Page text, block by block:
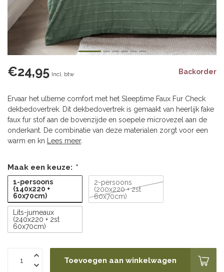
€24,95 Incl. btw Backorder
Ervaar het ultieme comfort met het Sleeptime Faux Fur Check
dekbedovertrek. Dit dekbedovertrek is gemaakt van heerlijk fake
faux fur stof aan de bovenzijde en soepele microvezel aan de
onderkant. De combinatie van deze materialen zorgt voor een
warm en kn
Lees meer.
Maak een keuze: *
1-persoons
(140x220 +
60x70cm)
2-persoons
(200x220 + 2st
60x70cm)
Lits-jumeaux
(240x220 + 2st
60x70cm)
Toevoegen aan winkelwagen